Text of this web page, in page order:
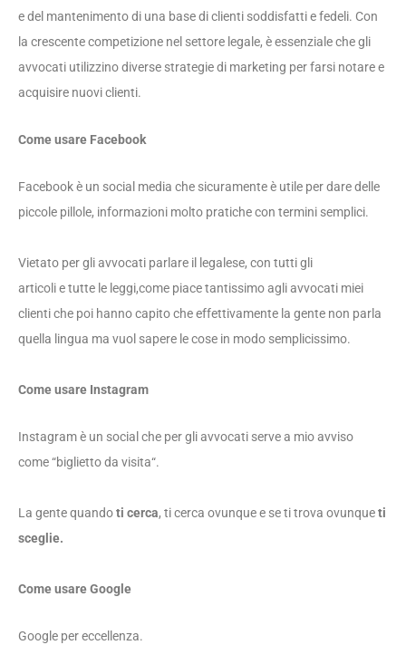
e del mantenimento di una base di clienti soddisfatti e fedeli. Con
la crescente competizione nel settore legale, è essenziale che gli
avvocati utilizzino diverse strategie di marketing per farsi notare e
acquisire nuovi clienti.
Come usare Facebook
Facebook è un social media che sicuramente è utile per dare delle
piccole pillole, informazioni molto pratiche con termini semplici.
Vietato per gli avvocati parlare il legalese, con tutti gli
articolietutte le leggi,come piace tantissimo agli avvocati miei
clienti che poi hanno capito che effettivamente la gente non parla
quella lingua ma vuol sapere le cose in modo semplicissimo.
Come usare Instagram
Instagram è un social che per gli avvocati serve a mio avviso
come“biglietto da visita“.
La gente quandoti cerca, ti cerca ovunque e se ti trova ovunqueti
sceglie.
Come usare Google
Google per eccellenza.